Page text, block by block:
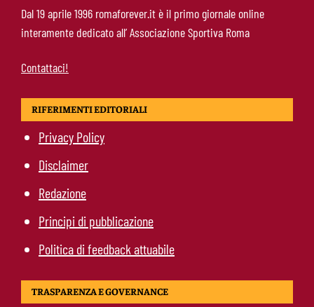
Roma, Cristante fissa gli obiettivi:
“Champions priorità. Friedkin fondamentali
per la crescita del club”
Dal 19 aprile 1996 romaforever.it è il primo giornale online
interamente dedicato all’ Associazione Sportiva Roma
Contattaci!
RIFERIMENTI EDITORIALI
Privacy Policy
Disclaimer
Redazione
Principi di pubblicazione
Politica di feedback attuabile
TRASPARENZA E GOVERNANCE